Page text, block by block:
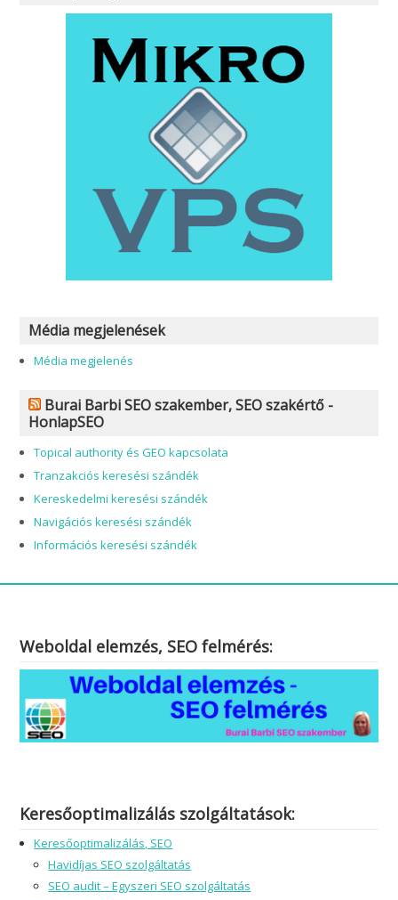
Média megjelenések
Média megjelenés
Burai Barbi SEO szakember, SEO szakértő -
HonlapSEO
Topical authority és GEO kapcsolata
Tranzakciós keresési szándék
Kereskedelmi keresési szándék
Navigációs keresési szándék
Információs keresési szándék
Weboldal elemzés, SEO felmérés:
Keresőoptimalizálás szolgáltatások:
Keresőoptimalizálás, SEO
Havidíjas SEO szolgáltatás
SEO audit – Egyszeri SEO szolgáltatás